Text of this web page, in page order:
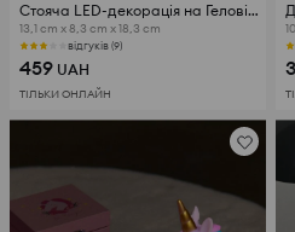
Стояча LED-декорація на Геловін з мотивом гарбуза
13,1 cm x 8,3 cm x 18,3 cm
відгуків (9)
459 UAH
ТІЛЬКИ ОНЛАЙН